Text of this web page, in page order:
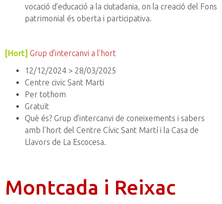
vocació d’educació a la ciutadania, on la creació del Fons
patrimonial és oberta i participativa.
[Hort] Grup d’intercanvi a l’hort
12/12/2024 > 28/03/2025
Centre civic Sant Marti
Per tothom
Gratuït
Què és? Grup d’intercanvi de coneixements i sabers
amb l’hort del Centre Cívic Sant Martí i la Casa de
Llavors de La Escocesa.
Montcada i Reixac